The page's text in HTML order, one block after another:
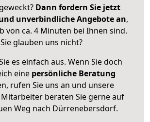
Dann fordern Sie jetzt
unverbindliche Angebote an,
von ca. 4 Minuten bei Ihnen sind.
Sie glauben uns nicht?
es einfach aus. Wenn Sie doch
eine persönliche Beratung
rufen Sie uns an und unsere
beraten Sie gerne auf
Weg nach Dürrenebersdorf.